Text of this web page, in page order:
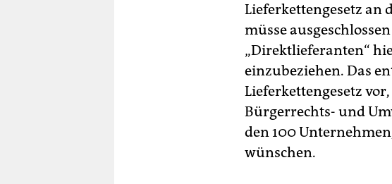
Lieferkettengesetz an
müsse
„Direktlieferanten“
einzubeziehen. Das
Lieferkettengesetz
Bürgerrechts- und
den 100
wünschen.